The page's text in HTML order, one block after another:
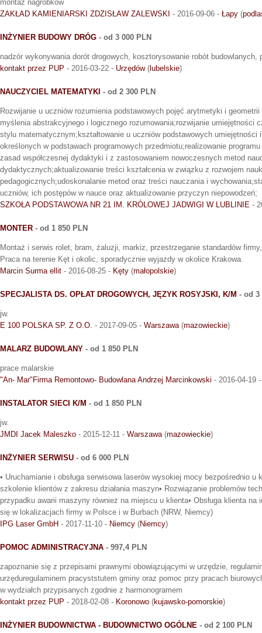
montaż nagrobków
ZAKŁAD KAMIENIARSKI ZDZISŁAW ZALEWSKI - 2016-09-06 - Łapy (
INŻYNIER BUDOWY DRÓG - od 3 000 PLN
nadzór wykonywania dorót drogowych, kosztorysowanie robót budowlanych,
kontakt przez PUP - 2016-03-22 - Urzędów(lubelskie)
NAUCZYCIEL MATEMATYKI - od 2 300 PLN
Rozwijanie u uczniów rozumienia podstawowych pojęć arytmetyki i
myślenia abstrakcyjnego i logicznego rozumowania;rozwijanie umiejętności
stylu matematycznym;kształtowanie u uczniów podstawowych
określonych w podstawach programowych przedmiotu;realizowanie
zasad współczesnej dydaktyki i z zastosowaniem nowoczesnych metod
dydaktycznych;aktualizowanie treści kształcenia w związku z rozwojem
pedagogicznych;udoskonalanie metod oraz treści nauczania i
uczniów, ich postępów w nauce oraz aktualizowanie przyczyn niepowodzeń;
SZKOŁA PODSTAWOWA NR 21 IM. KRÓLOWEJ JADWIGI W LUBLINIE -
MONTER - od 1 850 PLN
Montaż i serwis rolet, bram, żaluzji, markiz, przestrzeganie standardów
Praca na terenie Kęt i okolic, sporadycznie wyjazdy w okolice Krakowa.
Marcin Surma ellit - 2016-08-25 - Kęty (małopolskie)
SPECJALISTA DS. OPŁAT DROGOWYCH, JĘZYK ROSYJSKI, K/M - od 3
jw.
E 100 POLSKA SP. Z O.O. - 2017-09-05 - Warszawa (mazowieckie)
MALARZ BUDOWLANY - od 1 850 PLN
prace malarskie
"An- Mar"Firma Remontowo- Budowlana Andrzej Marcinkowski - 2016-04-19
INSTALATOR SIECI K/M - od 1 850 PLN
jw.
JMDI Jacek Maleszko - 2015-12-11 - Warszawa (mazowieckie)
INŻYNIER SERWISU - od 6 000 PLN
• Uruchamianie i obsługa serwisowa laserów wysokiej mocy bezpośrednio u
szkolenie klientów z zakresu działania maszyn• Rozwiązanie problemów
przypadku awarii maszyny również na miejscu u klienta• Obsługa klienta na
się w lokalizacjach firmy w Polsce i w Burbach (NRW, Niemcy)
IPG Laser GmbH - 2017-11-10 - Niemcy (Niemcy)
POMOC ADMINISTRACYJNA - 997,4 PLN
zapoznanie się z przepisami prawnymi obowiązującymi w urzędzie,
urzęduregulaminem pracyststutem gminy oraz pomoc przy pracach
w wydziałch przypisanych zgodnie z harmonogramem
kontakt przez PUP - 2018-02-08 - Koronowo (kujawsko-pomorskie)
INŻYNIER BUDOWNICTWA - BUDOWNICTWO OGÓLNE - od 2 100 PLN